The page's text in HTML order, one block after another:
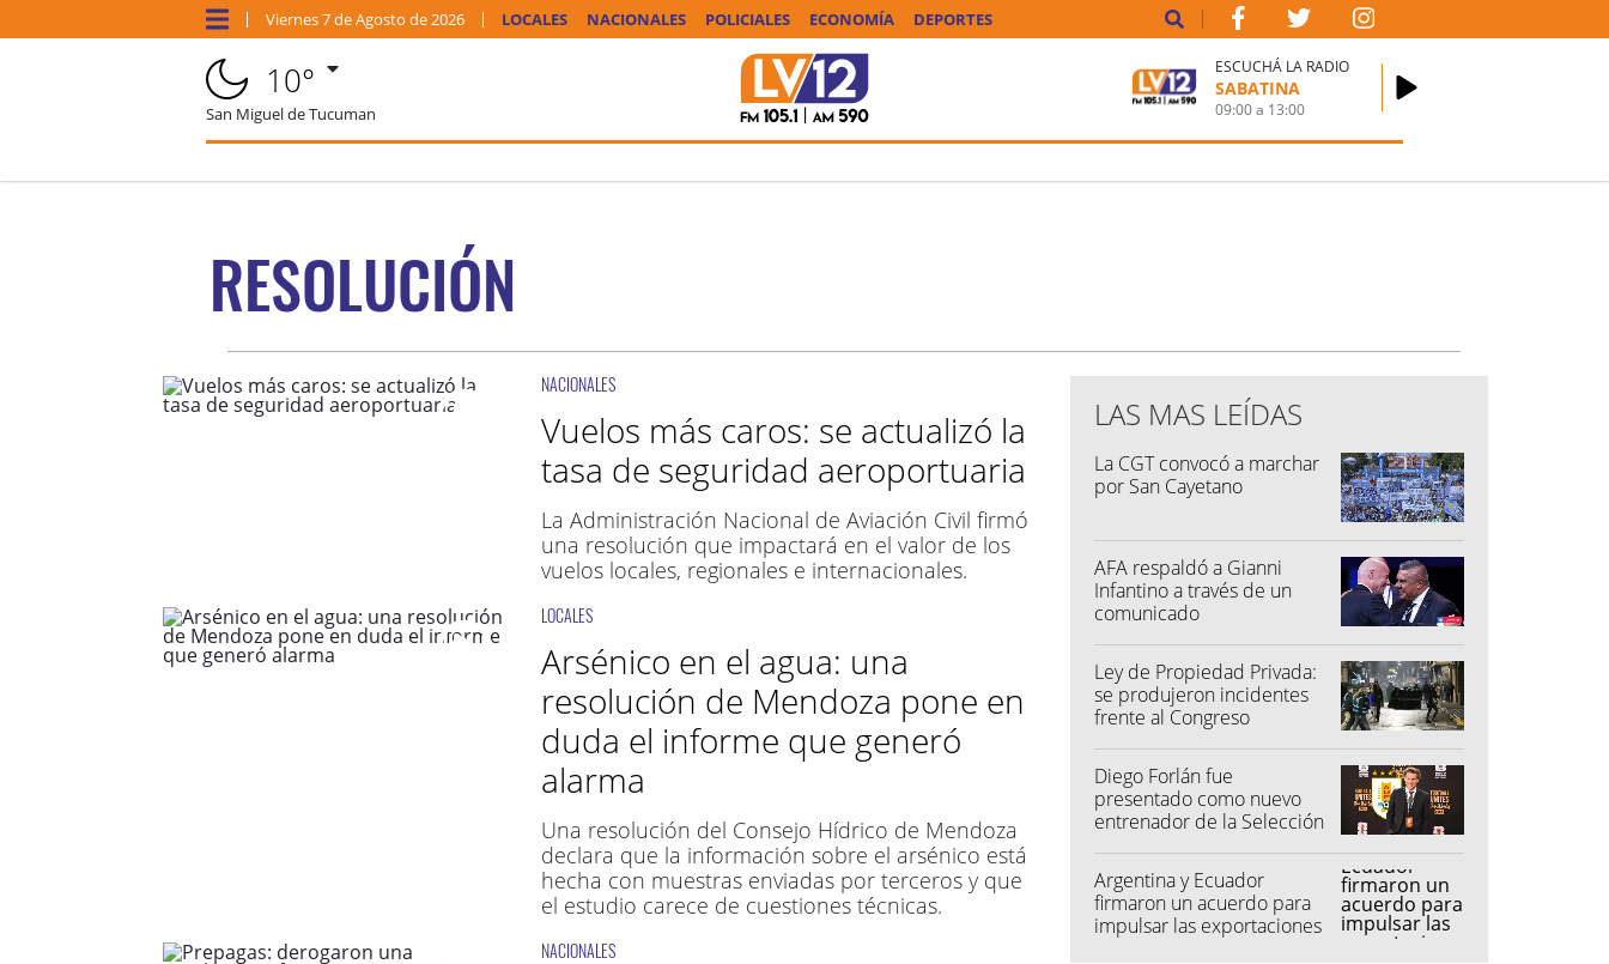
Viernes7 deAgosto de 2026 LOCALES NACIONALES POLICIALES ECONOMÍA DEPORTES
10°
San Miguel de Tucuman
ESCUCHÁ LA RADIO
SABATINA
09:00a 13:00
RESOLUCIÓN
NACIONALES
Vuelos más caros: se actualizó la
tasa de seguridad aeroportuaria
La Administración Nacional de Aviación Civil firmó
una resolución que impactará en el valor de los
vuelos locales, regionales e internacionales.
LOCALES
Arsénico en el agua: una
resolución de Mendoza pone en
duda el informe que generó
alarma
Una resolución del Consejo Hídrico de Mendoza
declara que la información sobre el arsénico está
hecha con muestras enviadas por terceros y que
el estudio carece de cuestiones técnicas.
NACIONALES
LAS MAS LEÍDAS
La CGT convocó a marchar
por San Cayetano
AFA respaldó a Gianni
Infantino a través de un
comunicado
Ley de Propiedad Privada:
se produjeron incidentes
frente al Congreso
Diego Forlán fue
presentado como nuevo
entrenador de la Selección
Argentina y Ecuador
firmaron un acuerdo para
impulsar las exportaciones